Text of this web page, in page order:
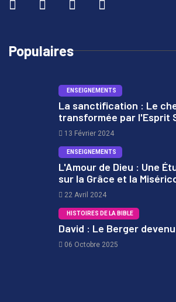
Populaires
ENSEIGNEMENTS
La sanctification : Le
transformée par l'Esprit
13 Février 2024
ENSEIGNEMENTS
L'Amour de Dieu : Une
sur la Grâce et la
22 Avril 2024
HISTOIRES DE LA BIBLE
David : Le Berger devenu
06 Octobre 2025